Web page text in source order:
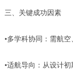
三、关键成功因素
•多学科协同：需航
•适航导向：从设计